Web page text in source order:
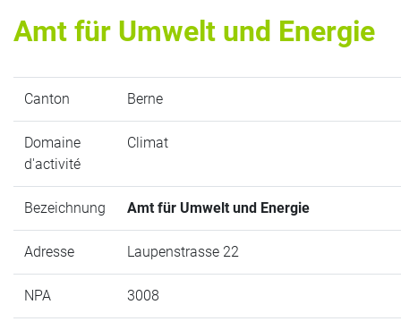
Amt für Umwelt und Energie
Canton Berne
Domaine
d'activité
Climat
Bezeichnung Amt für Umwelt und Energie
Adresse Laupenstrasse 22
NPA 3008